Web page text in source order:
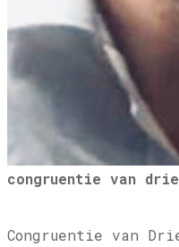
congruentie van
Congruentie van